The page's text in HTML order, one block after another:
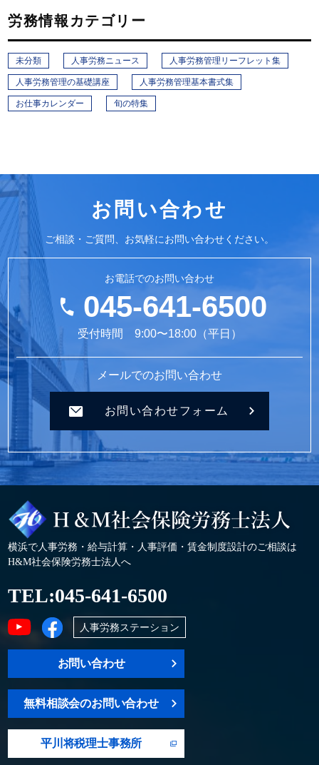
労務情報カテゴリー
未分類 人事労務ニュース 人事労務管理リーフレット集
人事労務管理の基礎講座 人事労務管理基本書式集
お仕事カレンダー 旬の特集
お問い合わせ
ご相談・ご質問、お気軽にお問い合わせください。
お電話でのお問い合わせ
045-641-6500
受付時間 9:00〜18:00（平日）
メールでのお問い合わせ
お問い合わせフォーム
横浜で人事労務・給与計算・人事評価・賃金制度設計のご相談は
H&M社会保険労務士法人へ
TEL:045-641-6500
人事労務ステーション
お問い合わせ
無料相談会のお問い合わせ
平川将税理士事務所